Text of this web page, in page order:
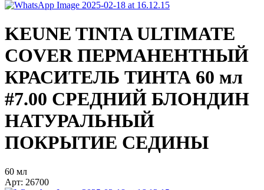
KEUNE TINTA ULTIMATE
COVER ПЕРМАНЕНТНЫЙ
КРАСИТЕЛЬ ТИНТА 60 мл
#7.00 СРЕДНИЙ БЛОНДИН
НАТУРАЛЬНЫЙ
ПОКРЫТИЕ СЕДИНЫ
60 мл
Арт: 26700